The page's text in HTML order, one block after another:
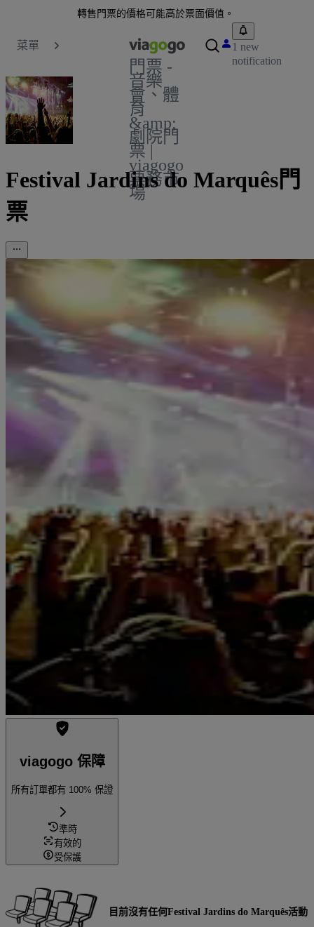
轉售門票的價格可能高於票面價值。
菜單
門票 -
音樂
會、體
育
&amp;
劇院門
票 |
viagogo
票務市
場
1 new
notification
Festival Jardins do Marquês門
票
viagogo 保障
所有訂單都有 100% 保證
準時
有效的
受保護
目前沒有任何Festival Jardins do Marquês活動